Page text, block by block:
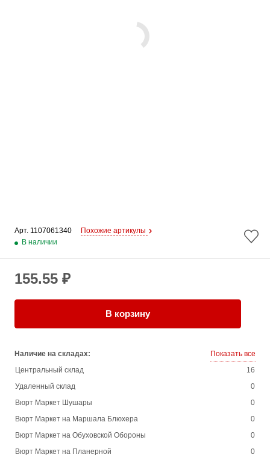
Арт. 1107061340
Похожие артикулы
В наличии
155.55 ₽
В корзину
Наличие на складах:
Показать все
Центральный склад
16
Удаленный склад
0
Вюрт Маркет Шушары
0
Вюрт Маркет на Маршала Блюхера
0
Вюрт Маркет на Обуховской Обороны
0
Вюрт Маркет на Планерной
0